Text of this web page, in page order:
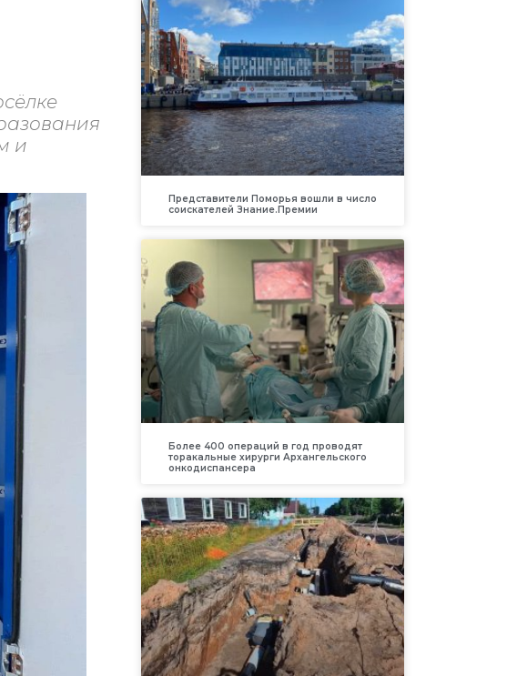
и
Представители Поморья вошли в число
соискателей Знание.Премии
Более 400 операций в год проводят
торакальные хирурги Архангельского
онкодиспансера